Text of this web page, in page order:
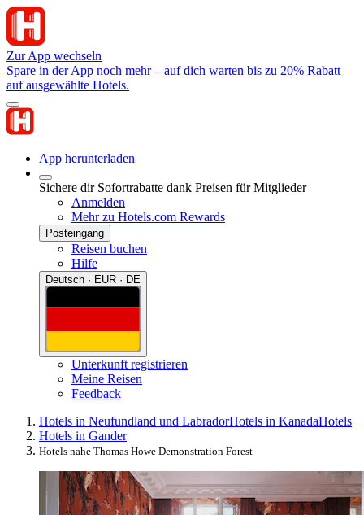
Zur App wechseln
Spare in der App noch mehr – auf dich warten bis zu 20% Rabatt
auf ausgewählte Hotels.
App herunterladen
Sichere dir Sofortrabatte dank Preisen für Mitglieder
Anmelden
Mehr zu Hotels.com Rewards
Posteingang
Reisen buchen
Hilfe
Deutsch · EUR · DE
Unterkunft registrieren
Meine Reisen
Feedback
Hotels in Neufundland und LabradorHotels in KanadaHotels
Hotels in Gander
Hotels nahe Thomas Howe Demonstration Forest